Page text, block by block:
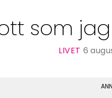
som
LIVET 6